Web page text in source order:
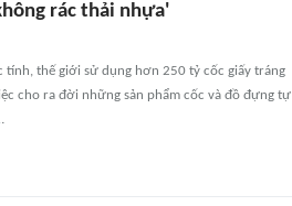
rác thải nhựa'
thế giới sử dụng hơn 250 tỷ cốc giấy tráng
cho ra đời những sản phẩm cốc và đồ đựng tự